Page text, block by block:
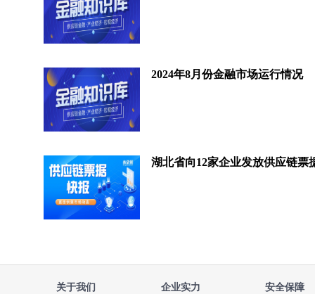
2024年8月份金融市场运行情况
关于我们 企业实力 安全保障